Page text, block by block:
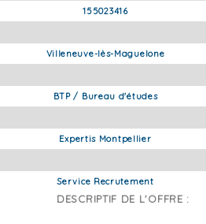
155023416
Villeneuve-lès-Maguelone
BTP / Bureau d'études
Expertis Montpellier
Service Recrutement
DESCRIPTIF DE L'OFFRE :